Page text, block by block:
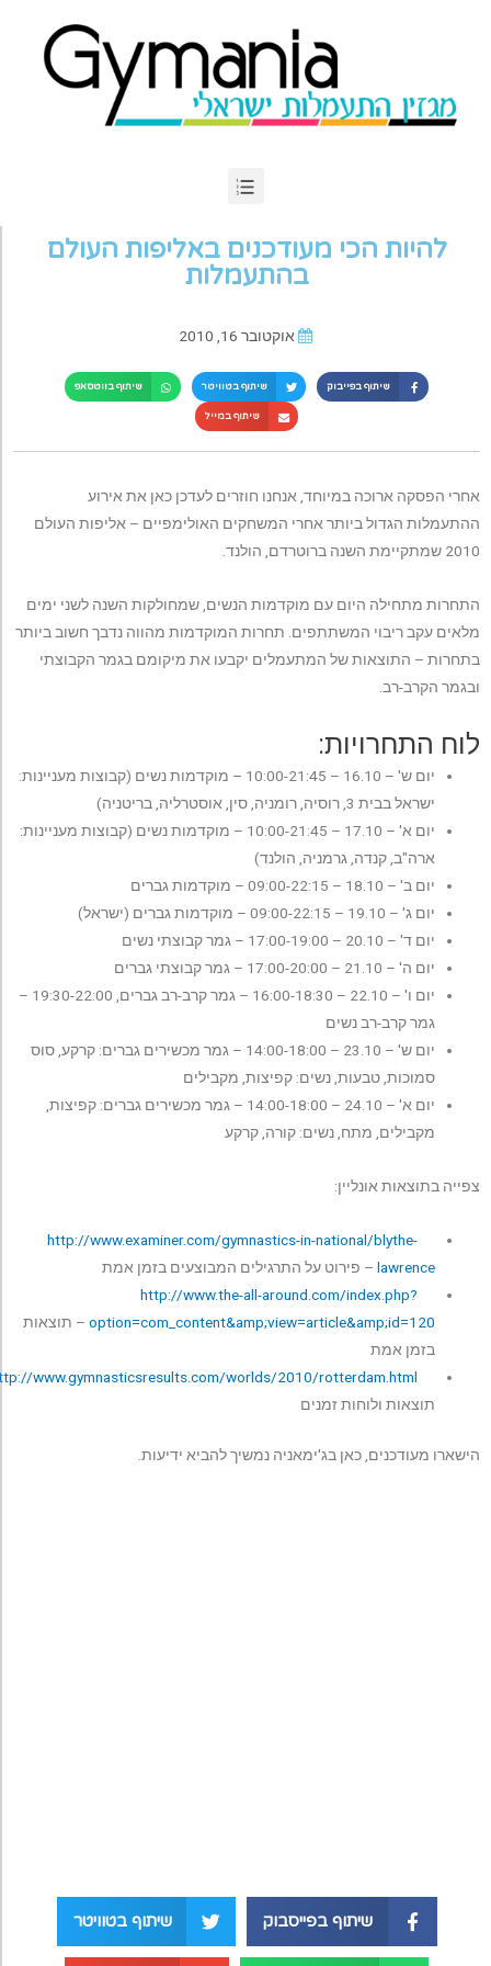
להיות הכי מעודכנים באליפות העולם
בהתעמלות
אוקטובר 16, 2010
שיתוף בפייבוק שיתוף בטוויטר שיתוף בווטסאפ
שיתוף במייל
הפסקה ארוכה במיוחד, אנחנו חוזרים לעדכן כאן את אירוע
הגדול ביותר אחרי המשחקים האולימפיים – אליפות העולם
ברוטרדם, הולנד.
מתחילה היום עם מוקדמות הנשים, שמחולקות השנה לשני ימים
עקב ריבוי המשתתפים. תחרות המוקדמות מהווה נדבך חשוב ביותר
– התוצאות של המתעמלים יקבעו את מיקומם בגמר הקבוצתי
הקרב-רב.
התחרויות:
יום ש' – 16.10 – 10:00-21:45 – מוקדמות נשים (קבוצות מעניינות:
ישראל בבית 3, רוסיה, רומניה, סין, אוסטרליה, בריטניה)
יום א' – 17.10 – 10:00-21:45 – מוקדמות נשים (קבוצות מעניינות:
ארה"ב, קנדה, גרמניה, הולנד)
יום ב' – 18.10 – 09:00-22:15 – מוקדמות גברים
יום ג' – 19.10 – 09:00-22:15 – מוקדמות גברים (ישראל)
יום ד' – 20.10 – 17:00-19:00 – גמר קבוצתי נשים
יום ה' – 21.10 – 17:00-20:00 – גמר קבוצתי גברים
יום ו' – 22.10 – 16:00-18:30 – גמר קרב-רב גברים, 19:30-22:00 –
גמר קרב-רב נשים
יום ש' – 23.10 – 14:00-18:00 – גמר מכשירים גברים: קרקע, סוס
סמוכות, טבעות, נשים: קפיצות, מקבילים
יום א' – 24.10 – 14:00-18:00 – גמר מכשירים גברים: קפיצות,
מקבילים, מתח, נשים: קורה, קרקע
בתוצאות אונליין:
http://www.examiner.com/gymnastics-in-national/blythe-
lawrence– פירוט על התרגילים המבוצעים בזמן אמת
http://www.the-all-around.com/index.php?
option=com_content&amp;view=article&amp;id=120– תוצאות
בזמן אמת
http://www.gymnasticsresults.com/worlds/2010/rotterdam.html
–
תוצאות ולוחות זמנים
מעודכנים, כאן בג'ימאניה נמשיך להביא ידיעות.
שיתוף בפייסבוק שיתוף בטוויטר